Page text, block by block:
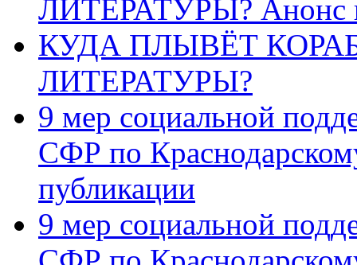
ЛИТЕРАТУРЫ? Анонс
КУДА ПЛЫВЁТ
ЛИТЕРАТУРЫ?
9 мер социальной
СФР по
публикации
9 мер социальной